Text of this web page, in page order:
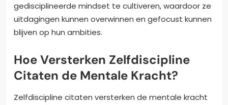
gedisciplineerde mindset te cultiveren, waardoor ze
uitdagingen kunnen overwinnen en gefocust kunnen
blijven op hun ambities.
Hoe Versterken Zelfdiscipline
Citaten de Mentale Kracht?
Zelfdiscipline citaten versterken de mentale kracht